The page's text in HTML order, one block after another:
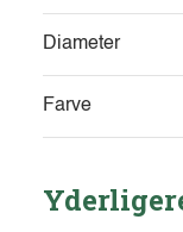
Diameter
Farve